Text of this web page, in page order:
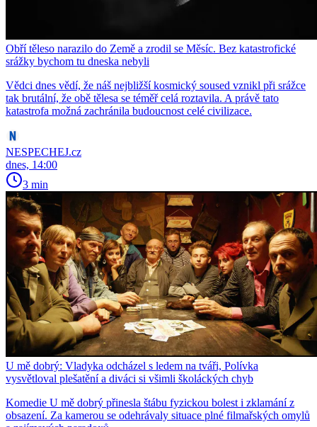
Obří těleso narazilo do Země a zrodil se Měsíc. Bez katastrofické
srážky bychom tu dneska nebyli
Vědci dnes vědí, že náš nejbližší kosmický soused vznikl při srážce
tak brutální, že obě tělesa se téměř celá roztavila. A právě tato
katastrofa možná zachránila budoucnost celé civilizace.
NESPECHEJ.cz
dnes, 14:00
3 min
U mě dobrý: Vladyka odcházel s ledem na tváři, Polívka
vysvětloval plešatění a diváci si všimli školáckých chyb
Komedie U mě dobrý přinesla štábu fyzickou bolest i zklamání z
obsazení. Za kamerou se odehrávaly situace plné filmařských omylů